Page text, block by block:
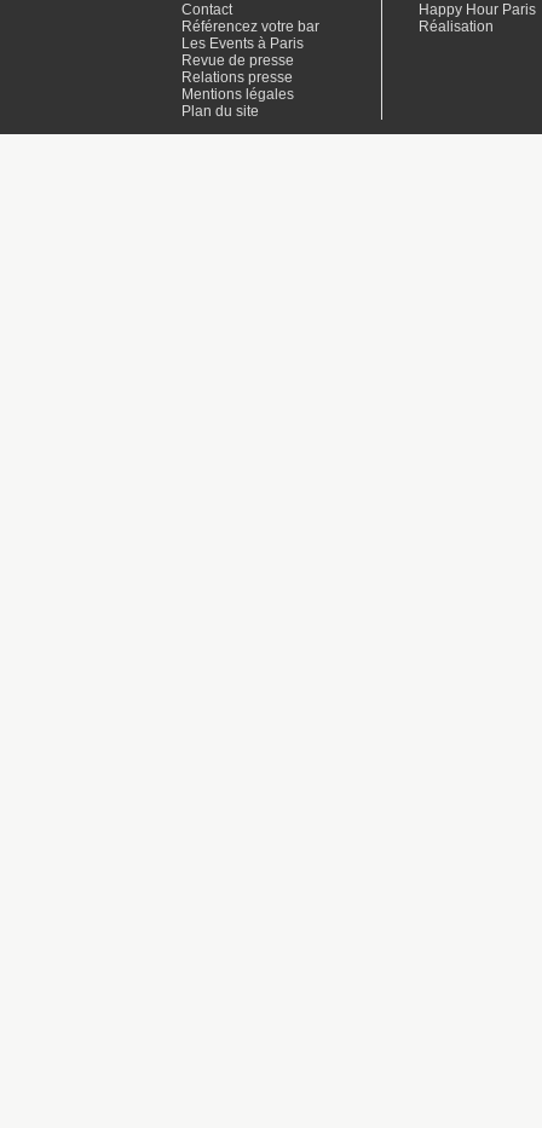
Contact
Référencez votre bar
Les Events à Paris
Revue de presse
Relations presse
Mentions légales
Plan du site
Happy Hour Paris
Réalisation